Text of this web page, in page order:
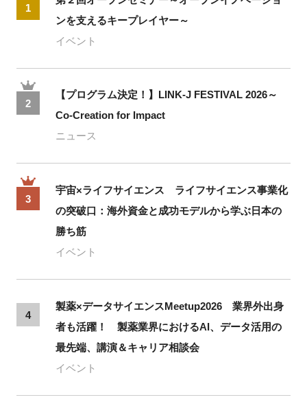
1
ンを支えるキープレイヤー～
イベント
2
【プログラム決定！】LINK-J FESTIVAL 2026～
Co-Creation for Impact
ニュース
3
宇宙×ライフサイエンス ライフサイエンス事業化
の突破口：海外資金と成功モデルから学ぶ日本の
勝ち筋
イベント
4
製薬×データサイエンスMeetup2026 業界外出身
者も活躍！ 製薬業界におけるAI、データ活用の
最先端、講演＆キャリア相談会
イベント